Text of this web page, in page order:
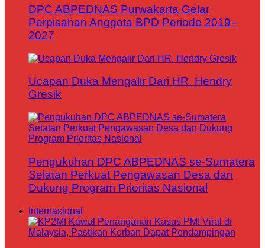
DPC ABPEDNAS Purwakarta Gelar
Perpisahan Anggota BPD Periode 2019–
2027
Ucapan Duka Mengalir Dari HR. Hendry
Gresik
Pengukuhan DPC ABPEDNAS se-Sumatera
Selatan Perkuat Pengawasan Desa dan
Dukung Program Prioritas Nasional
Internasional